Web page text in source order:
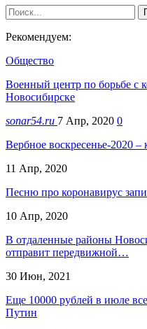
Рекомендуем:
Общество
Военный центр по борьбе с
Новосибирске
sonar54.ru 7 Апр, 2020 0
Вербное воскресенье-2020 –
11 Апр, 2020
Песню про коронавирус
10 Апр, 2020
В отдаленные районы
отправит передвижной…
30 Июн, 2021
Еще 10000 рублей в июле
Путин